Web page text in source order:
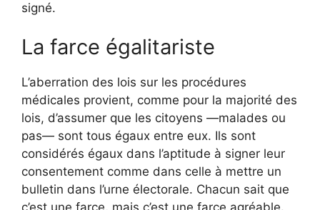
signé.
La farce égalitariste
L’aberration des lois sur les procédures
médicales provient, comme pour la majorité des
lois, d’assumer que les citoyens —malades ou
pas— sont tous égaux entre eux. Ils sont
considérés égaux dans l’aptitude à signer leur
consentement comme dans celle à mettre un
bulletin dans l’urne électorale. Chacun sait que